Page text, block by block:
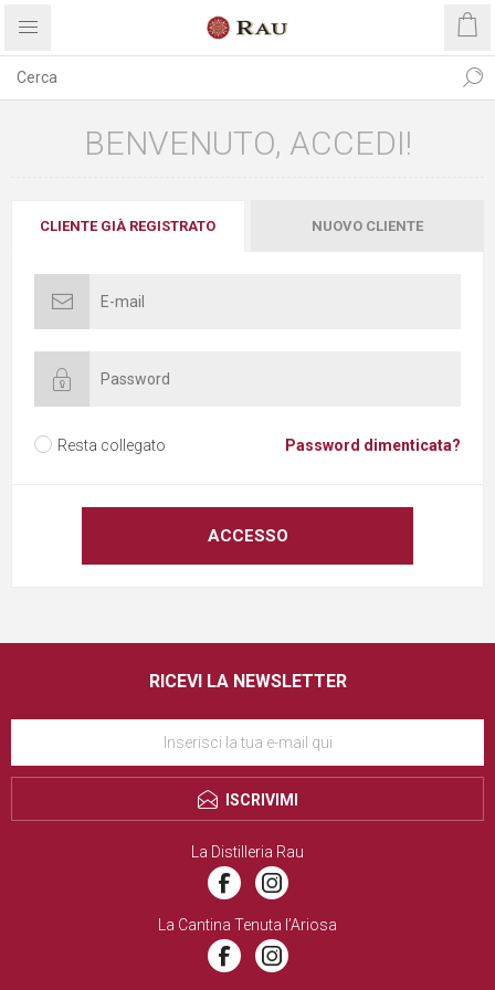
BENVENUTO, ACCEDI!
CLIENTE GIÀ REGISTRATO NUOVO CLIENTE
Resta collegato Password dimenticata?
RICEVI LA NEWSLETTER
ISCRIVIMI
La Distilleria Rau
La Cantina Tenuta l’Ariosa